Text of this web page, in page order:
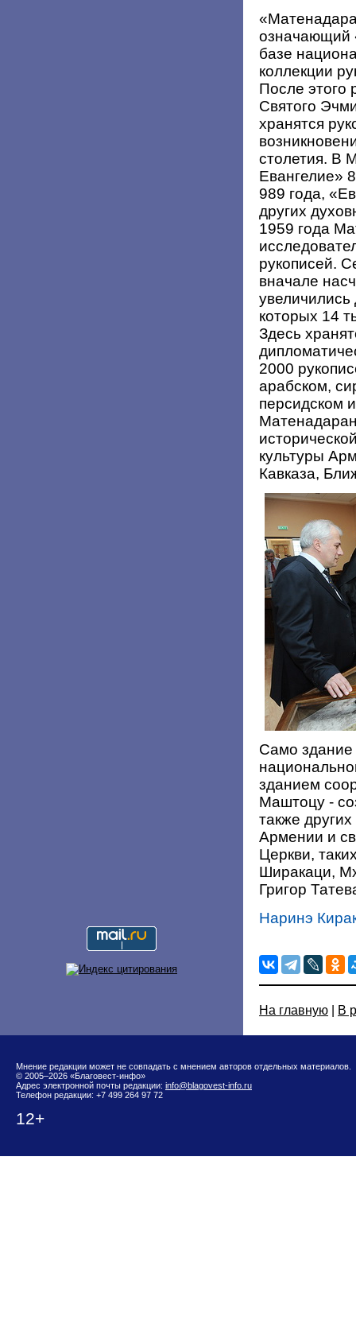
означающий
базе
коллекции
После этого
Святого
хранятся
столетия. В
Евангелие»
989 года,
других
1959 года
рукописей.
вначале
увеличились
которых 14
Здесь
2000
арабском,
персидском
культуры
Кавказа,
Само здание
зданием
Маштоцу -
также
Армении и
Церкви,
Ширакаци,
Григор
Наринэ
На главную В
Мнение редакции может не совпадать с мнением авторов отдельных материалов.
© 2005–2026 «Благовест-инфо»
Адрес электронной почты редакции: info@blagovest-info.ru
Телефон редакции: +7 499 264 97 72
12+